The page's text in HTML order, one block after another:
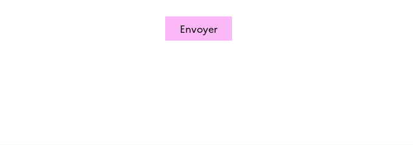
Envoyer